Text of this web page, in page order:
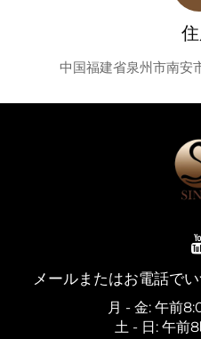
中国福建省泉州市南安
メールまたはお電話で
月 - 金: 午前
土 - 日: 午前